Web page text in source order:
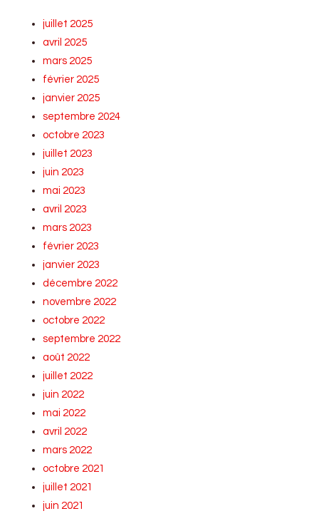
juillet 2025
avril 2025
mars 2025
février 2025
janvier 2025
septembre 2024
octobre 2023
juillet 2023
juin 2023
mai 2023
avril 2023
mars 2023
février 2023
janvier 2023
décembre 2022
novembre 2022
octobre 2022
septembre 2022
août 2022
juillet 2022
juin 2022
mai 2022
avril 2022
mars 2022
octobre 2021
juillet 2021
juin 2021